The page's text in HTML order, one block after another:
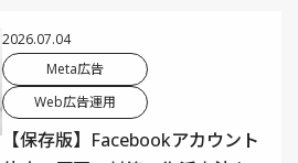
2026.07.04
Meta広告
Web広告運用
【保存版】Facebookアカウント